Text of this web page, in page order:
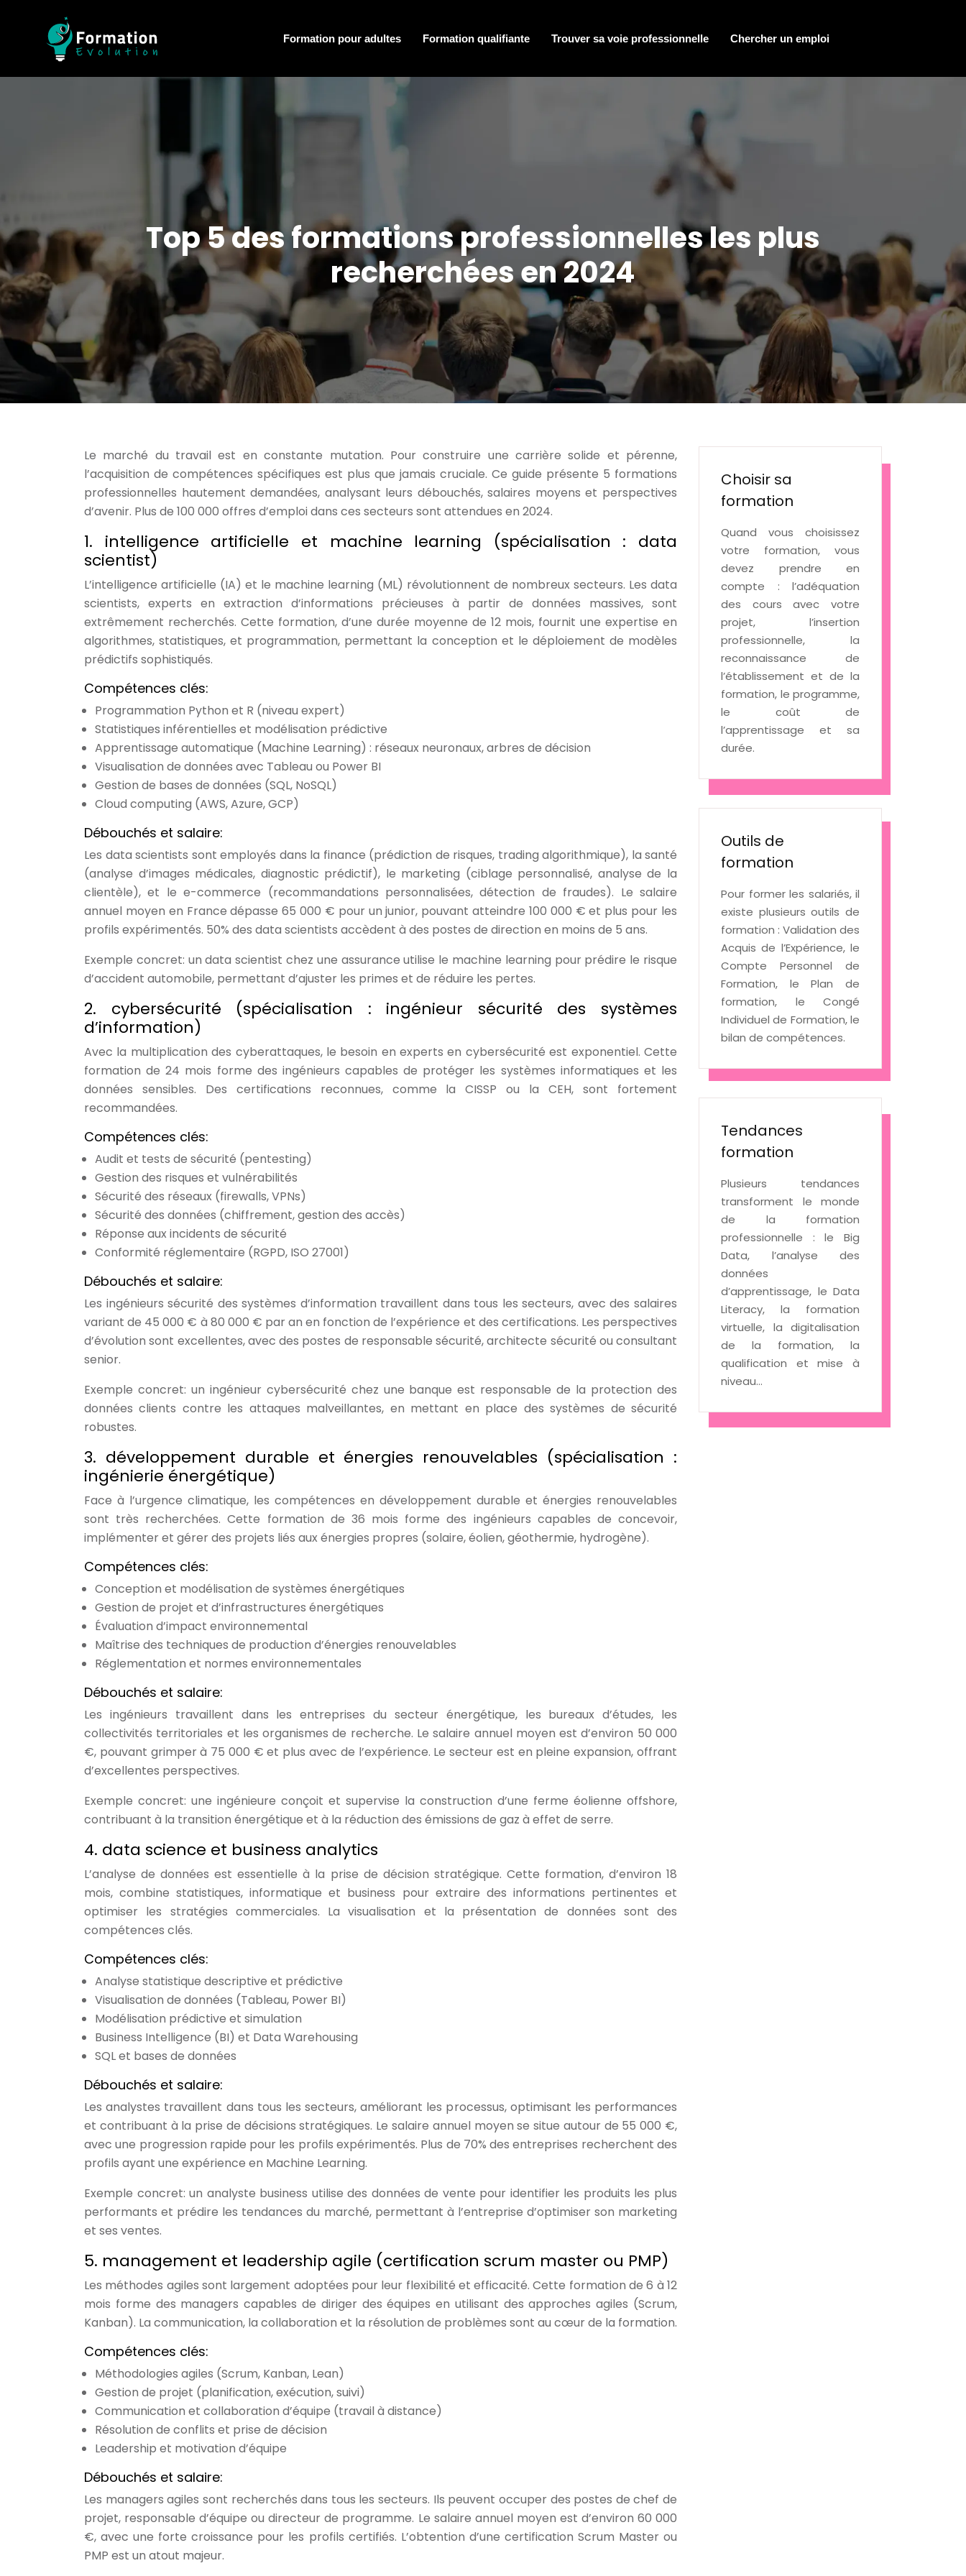
Formation pour adultes Formation qualifiante Trouver sa voie professionnelle Chercher un emploi
Top 5 des formations professionnelles les plus
recherchées en 2024
Le marché du travail est en constante mutation. Pour construire une carrière solide et pérenne,
l’acquisition de compétences spécifiques est plus que jamais cruciale. Ce guide présente 5 formations
professionnelles hautement demandées, analysant leurs débouchés, salaires moyens et perspectives
d’avenir. Plus de 100 000 offres d’emploi dans ces secteurs sont attendues en 2024.
1. intelligence artificielle et machine learning (spécialisation : data
scientist)
L’intelligence artificielle (IA) et le machine learning (ML) révolutionnent de nombreux secteurs. Les data
scientists, experts en extraction d’informations précieuses à partir de données massives, sont
extrêmement recherchés. Cette formation, d’une durée moyenne de 12 mois, fournit une expertise en
algorithmes, statistiques, et programmation, permettant la conception et le déploiement de modèles
prédictifs sophistiqués.
Compétences clés:
Programmation Python et R (niveau expert)
Statistiques inférentielles et modélisation prédictive
Apprentissage automatique (Machine Learning) : réseaux neuronaux, arbres de décision
Visualisation de données avec Tableau ou Power BI
Gestion de bases de données (SQL, NoSQL)
Cloud computing (AWS, Azure, GCP)
Débouchés et salaire:
Les data scientists sont employés dans la finance (prédiction de risques, trading algorithmique), la santé
(analyse d’images médicales, diagnostic prédictif), le marketing (ciblage personnalisé, analyse de la
clientèle), et le e-commerce (recommandations personnalisées, détection de fraudes). Le salaire
annuel moyen en France dépasse 65 000 € pour un junior, pouvant atteindre 100 000 € et plus pour les
profils expérimentés. 50% des data scientists accèdent à des postes de direction en moins de 5 ans.
Exemple concret: un data scientist chez une assurance utilise le machine learning pour prédire le risque
d’accident automobile, permettant d’ajuster les primes et de réduire les pertes.
2. cybersécurité (spécialisation : ingénieur sécurité des systèmes
d’information)
Avec la multiplication des cyberattaques, le besoin en experts en cybersécurité est exponentiel. Cette
formation de 24 mois forme des ingénieurs capables de protéger les systèmes informatiques et les
données sensibles. Des certifications reconnues, comme la CISSP ou la CEH, sont fortement
recommandées.
Compétences clés:
Audit et tests de sécurité (pentesting)
Gestion des risques et vulnérabilités
Sécurité des réseaux (firewalls, VPNs)
Sécurité des données (chiffrement, gestion des accès)
Réponse aux incidents de sécurité
Conformité réglementaire (RGPD, ISO 27001)
Débouchés et salaire:
Les ingénieurs sécurité des systèmes d’information travaillent dans tous les secteurs, avec des salaires
variant de 45 000 € à 80 000 € par an en fonction de l’expérience et des certifications. Les perspectives
d’évolution sont excellentes, avec des postes de responsable sécurité, architecte sécurité ou consultant
senior.
Exemple concret: un ingénieur cybersécurité chez une banque est responsable de la protection des
données clients contre les attaques malveillantes, en mettant en place des systèmes de sécurité
robustes.
3. développement durable et énergies renouvelables (spécialisation :
ingénierie énergétique)
Face à l’urgence climatique, les compétences en développement durable et énergies renouvelables
sont très recherchées. Cette formation de 36 mois forme des ingénieurs capables de concevoir,
implémenter et gérer des projets liés aux énergies propres (solaire, éolien, géothermie, hydrogène).
Compétences clés:
Conception et modélisation de systèmes énergétiques
Gestion de projet et d’infrastructures énergétiques
Évaluation d’impact environnemental
Maîtrise des techniques de production d’énergies renouvelables
Réglementation et normes environnementales
Débouchés et salaire:
Les ingénieurs travaillent dans les entreprises du secteur énergétique, les bureaux d’études, les
collectivités territoriales et les organismes de recherche. Le salaire annuel moyen est d’environ 50 000
€, pouvant grimper à 75 000 € et plus avec de l’expérience. Le secteur est en pleine expansion, offrant
d’excellentes perspectives.
Exemple concret: une ingénieure conçoit et supervise la construction d’une ferme éolienne offshore,
contribuant à la transition énergétique et à la réduction des émissions de gaz à effet de serre.
4. data science et business analytics
L’analyse de données est essentielle à la prise de décision stratégique. Cette formation, d’environ 18
mois, combine statistiques, informatique et business pour extraire des informations pertinentes et
optimiser les stratégies commerciales. La visualisation et la présentation de données sont des
compétences clés.
Compétences clés:
Analyse statistique descriptive et prédictive
Visualisation de données (Tableau, Power BI)
Modélisation prédictive et simulation
Business Intelligence (BI) et Data Warehousing
SQL et bases de données
Débouchés et salaire:
Les analystes travaillent dans tous les secteurs, améliorant les processus, optimisant les performances
et contribuant à la prise de décisions stratégiques. Le salaire annuel moyen se situe autour de 55 000 €,
avec une progression rapide pour les profils expérimentés. Plus de 70% des entreprises recherchent des
profils ayant une expérience en Machine Learning.
Exemple concret: un analyste business utilise des données de vente pour identifier les produits les plus
performants et prédire les tendances du marché, permettant à l’entreprise d’optimiser son marketing
et ses ventes.
5. management et leadership agile (certification scrum master ou PMP)
Les méthodes agiles sont largement adoptées pour leur flexibilité et efficacité. Cette formation de 6 à 12
mois forme des managers capables de diriger des équipes en utilisant des approches agiles (Scrum,
Kanban). La communication, la collaboration et la résolution de problèmes sont au cœur de la formation.
Compétences clés:
Méthodologies agiles (Scrum, Kanban, Lean)
Gestion de projet (planification, exécution, suivi)
Communication et collaboration d’équipe (travail à distance)
Résolution de conflits et prise de décision
Leadership et motivation d’équipe
Débouchés et salaire:
Les managers agiles sont recherchés dans tous les secteurs. Ils peuvent occuper des postes de chef de
projet, responsable d’équipe ou directeur de programme. Le salaire annuel moyen est d’environ 60 000
€, avec une forte croissance pour les profils certifiés. L’obtention d’une certification Scrum Master ou
PMP est un atout majeur.
Choisir sa
formation
Quand vous choisissez
votre formation, vous
devez prendre en
compte : l’adéquation
des cours avec votre
projet, l’insertion
professionnelle, la
reconnaissance de
l’établissement et de la
formation, le programme,
le coût de
l’apprentissage et sa
durée.
Outils de
formation
Pour former les salariés, il
existe plusieurs outils de
formation : Validation des
Acquis de l’Expérience, le
Compte Personnel de
Formation, le Plan de
formation, le Congé
Individuel de Formation, le
bilan de compétences.
Tendances
formation
Plusieurs tendances
transforment le monde
de la formation
professionnelle : le Big
Data, l’analyse des
données
d’apprentissage, le Data
Literacy, la formation
virtuelle, la digitalisation
de la formation, la
qualification et mise à
niveau…